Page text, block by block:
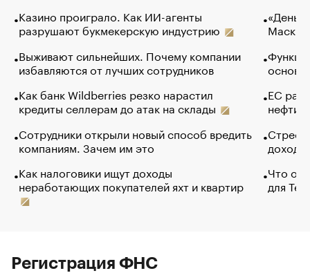
Казино проиграло. Как ИИ-агенты
разрушают букмекерскую индустрию
Выживают сильнейших. Почему компании
избавляются от лучших сотрудников
Как банк Wildberries резко нарастил
кредиты селлерам до атак на склады
Сотрудники открыли новый способ вредить
компаниям. Зачем им это
Как налоговики ищут доходы
неработающих покупателей яхт и квартир
Маск в
основ
ЕС
нефти
Что
для
Регистрация ФНС